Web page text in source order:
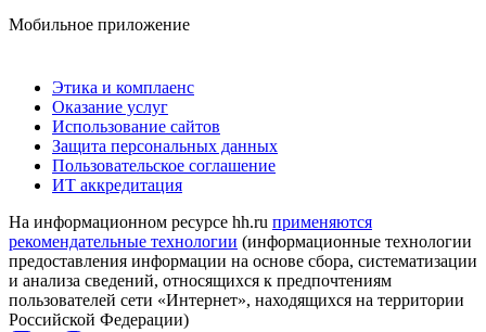
Мобильное приложение
Этика и комплаенс
Оказание услуг
Использование сайтов
Защита персональных данных
Пользовательское соглашение
ИТ аккредитация
На информационном ресурсе hh.ru применяются
рекомендательные технологии (информационные технологии
предоставления информации на основе сбора, систематизации
и анализа сведений, относящихся к предпочтениям
пользователей сети «Интернет», находящихся на территории
Российской Федерации)